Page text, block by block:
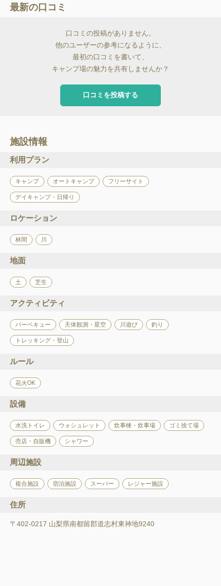
最新の口コミ
口コミの投稿がありません。
他のユーザーの参考になるように、
最初の口コミを書いて、
キャンプ場の魅力を共有しませんか？
口コミを投稿する
施設情報
利用プラン
キャンプ オートキャンプ フリーサイト
デイキャンプ・日帰り
ロケーション
林間 川
地面
土 芝生
アクティビティ
バーベキュー 天体観測・星空 川遊び 釣り
トレッキング・登山
ルール
花火OK
設備
水洗トイレ ウォシュレット 炊事棟・炊事場 ゴミ捨て場
売店・自販機 シャワー
周辺施設
複合施設 宿泊施設 スーパー レジャー施設
住所
〒402-0217 山梨県南都留郡道志村東神地9240